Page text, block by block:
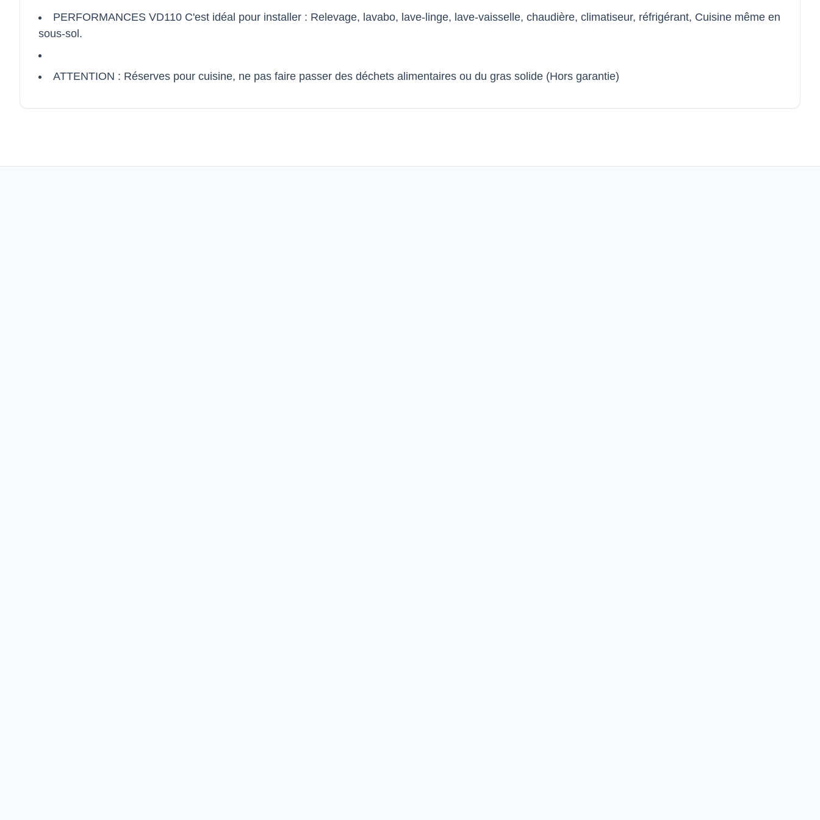
PERFORMANCES VD110 C'est idéal pour installer : Relevage, lavabo, lave-linge, lave-vaisselle, chaudière, climatiseur, réfrigérant, Cuisine même en
sous-sol.
ATTENTION : Réserves pour cuisine, ne pas faire passer des déchets alimentaires ou du gras solide (Hors garantie)